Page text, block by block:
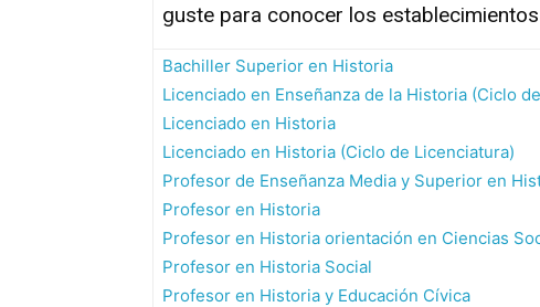
guste para conocer los
Bachiller Superior en Historia
Licenciado en Enseñanza de la Historia (Ciclo
Licenciado en Historia
Licenciado en Historia (Ciclo de Licenciatura)
Profesor de Enseñanza Media y Superior en
Profesor en Historia
Profesor en Historia orientación en Ciencias
Profesor en Historia Social
Profesor en Historia y Educación Cívica